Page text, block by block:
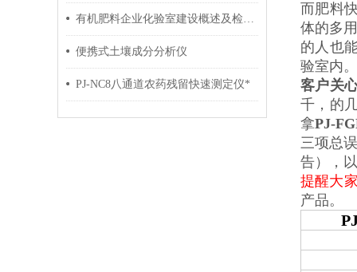
有机肥料企业化验室建设概述及检测仪器设备配置方案
便携式土壤成分分析仪
PJ-NC8八通道农药残留快速测定仪*
而肥料
体的多
的人也
验室内。
客户关
千，的
拿PJ-
三项总
告），
提醒大
产品。